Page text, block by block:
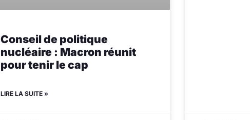
Conseil de politique
nucléaire : Macron réunit
pour tenir le cap
LIRE LA SUITE »